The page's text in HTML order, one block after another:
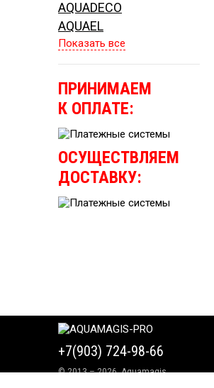
AQUADECO
AQUAEL
Показать все
ПРИНИМАЕМ
К ОПЛАТЕ:
ОСУЩЕСТВЛЯЕМ
ДОСТАВКУ:
+7(903) 724-98-66
© 2013 – 2026, Aquamagis